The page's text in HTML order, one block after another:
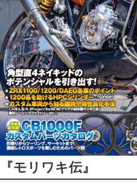
『モリワキ伝』